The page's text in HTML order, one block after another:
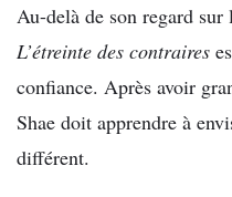
Au-delà de son regard
L’étreinte des contraires
confiance. Après avoir
Shae doit apprendre à
différent.